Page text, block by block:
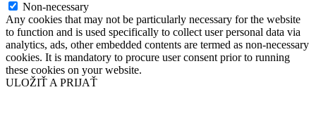
Non-necessary
Any cookies that may not be particularly necessary for the website
to function and is used specifically to collect user personal data via
analytics, ads, other embedded contents are termed as non-necessary
cookies. It is mandatory to procure user consent prior to running
these cookies on your website.
ULOŽIŤ A PRIJAŤ